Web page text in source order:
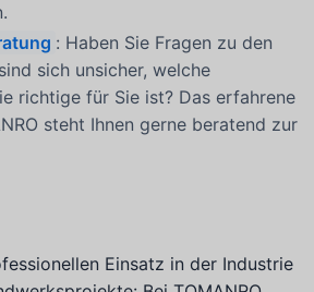
: Haben Sie Fragen zu den
sich unsicher, welche
richtige für Sie ist? Das erfahrene
steht Ihnen gerne beratend zur
Einsatz in der Industrie